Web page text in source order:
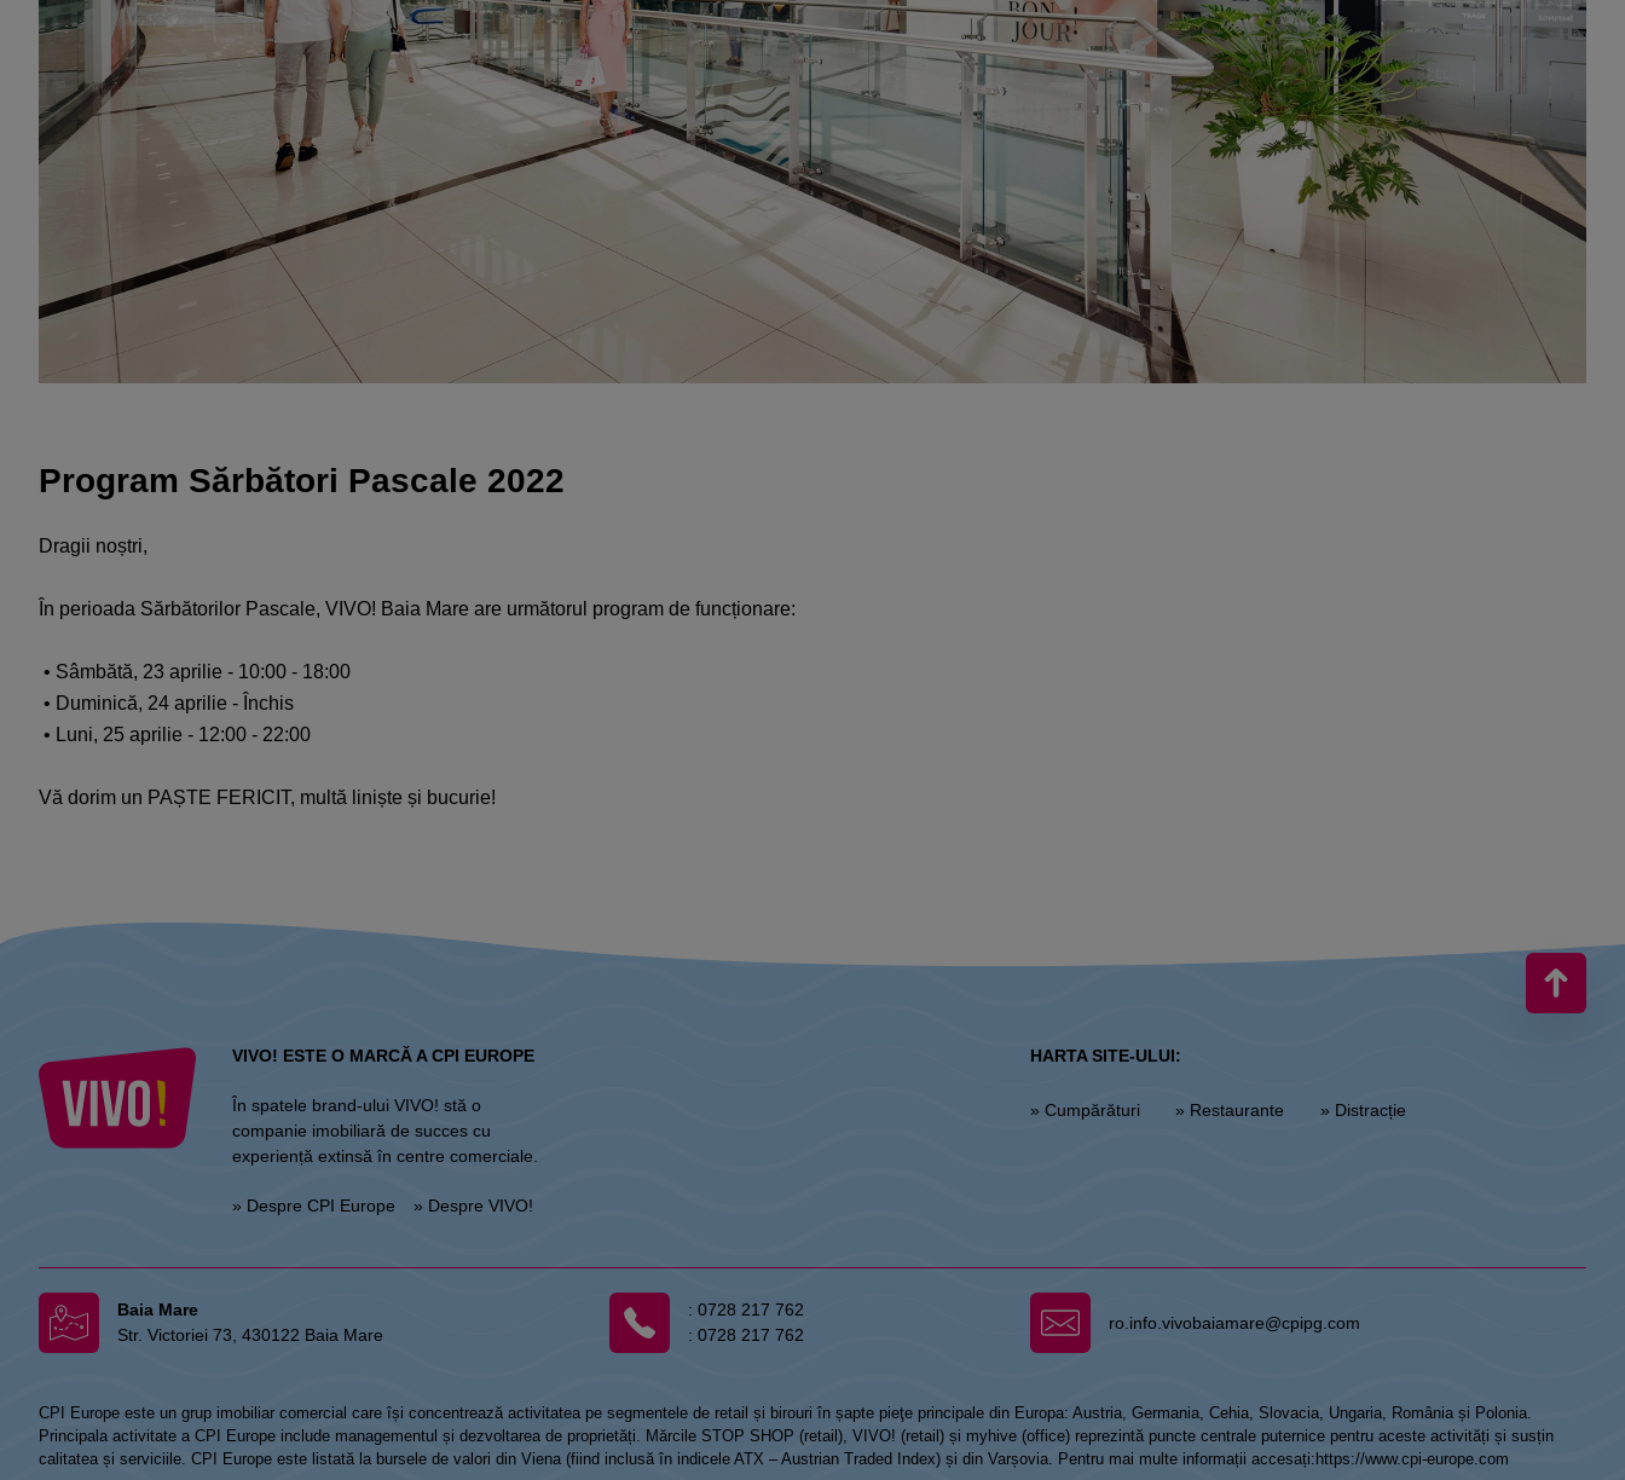
Program Sărbători Pascale 2022
Dragii noștri,
În perioada Sărbătorilor Pascale, VIVO! Baia Mare are următorul program de funcționare:
• Sâmbătă, 23 aprilie - 10:00 - 18:00
• Duminică, 24 aprilie - Închis
• Luni, 25 aprilie - 12:00 - 22:00
Vă dorim un PAȘTE FERICIT, multă liniște și bucurie!
VIVO! ESTE O MARCĂ A CPI EUROPE
În spatele brand-ului VIVO! stă o
companie imobiliară de succes cu
experiență extinsă în centre comerciale.
» Despre CPI Europe » Despre VIVO!
HARTA SITE-ULUI:
» Cumpărături » Restaurante » Distracție
Baia Mare
Str. Victoriei 73, 430122 Baia Mare
: 0728 217 762
: 0728 217 762
ro.info.vivobaiamare@cpipg.com
CPI Europe este un grup imobiliar comercial care își concentrează activitatea pe segmentele de retail și birouri în șapte pieţe principale din Europa: Austria, Germania, Cehia, Slovacia, Ungaria, România și Polonia.
Principala activitate a CPI Europe include managementul și dezvoltarea de proprietăți. Mărcile STOP SHOP (retail), VIVO! (retail) și myhive (office) reprezintă puncte centrale puternice pentru aceste activități și susțin
calitatea și serviciile. CPI Europe este listată la bursele de valori din Viena (fiind inclusă în indicele ATX – Austrian Traded Index) și din Varșovia. Pentru mai multe informații accesați: https://www.cpi-europe.com